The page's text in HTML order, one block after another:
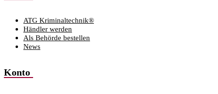
ATG Kriminaltechnik®
Händler werden
Als Behörde bestellen
News
Konto